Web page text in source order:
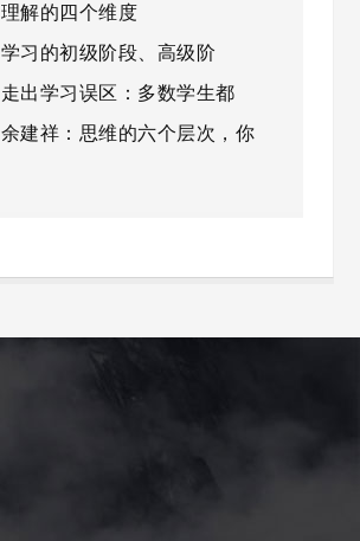
理解的四个维度
学习的初级阶段、高级阶
走出学习误区：多数学生都
余建祥：思维的六个层次，你